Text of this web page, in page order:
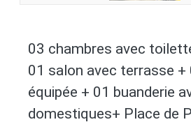
03 chambres avec
01 salon avec terrasse +
équipée + 01 buanderie
domestiques+ Place de